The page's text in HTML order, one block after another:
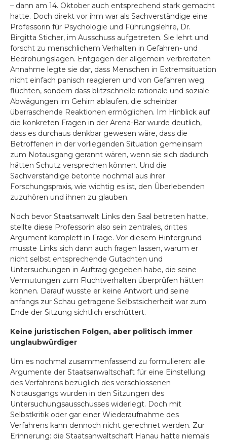
– dann am 14. Oktober auch entsprechend stark gemacht
hatte. Doch direkt vor ihm war als Sachverständige eine
Professorin für Psychologie und Führungslehre, Dr.
Birgitta Sticher, im Ausschuss aufgetreten. Sie lehrt und
forscht zu menschlichem Verhalten in Gefahren- und
Bedrohungslagen. Entgegen der allgemein verbreiteten
Annahme legte sie dar, dass Menschen in Extremsituation
nicht einfach panisch reagieren und von Gefahren weg
flüchten, sondern dass blitzschnelle rationale und soziale
Abwägungen im Gehirn ablaufen, die scheinbar
überraschende Reaktionen ermöglichen. Im Hinblick auf
die konkreten Fragen in der Arena-Bar wurde deutlich,
dass es durchaus denkbar gewesen wäre, dass die
Betroffenen in der vorliegenden Situation gemeinsam
zum Notausgang gerannt wären, wenn sie sich dadurch
hätten Schutz versprechen können. Und die
Sachverständige betonte nochmal aus ihrer
Forschungspraxis, wie wichtig es ist, den Überlebenden
zuzuhören und ihnen zu glauben.
Noch bevor Staatsanwalt Links den Saal betreten hatte,
stellte diese Professorin also sein zentrales, drittes
Argument komplett in Frage. Vor diesem Hintergrund
musste Links sich dann auch fragen lassen, warum er
nicht selbst entsprechende Gutachten und
Untersuchungen in Auftrag gegeben habe, die seine
Vermutungen zum Fluchtverhalten überprüfen hätten
können. Darauf wusste er keine Antwort und seine
anfangs zur Schau getragene Selbstsicherheit war zum
Ende der Sitzung sichtlich erschüttert.
Keine juristischen Folgen, aber politisch immer
unglaubwürdiger
Um es nochmal zusammenfassend zu formulieren: alle
Argumente der Staatsanwaltschaft für eine Einstellung
des Verfahrens bezüglich des verschlossenen
Notausgangs wurden in den Sitzungen des
Untersuchungsausschusses widerlegt. Doch mit
Selbstkritik oder gar einer Wiederaufnahme des
Verfahrens kann dennoch nicht gerechnet werden. Zur
Erinnerung: die Staatsanwaltschaft Hanau hatte niemals